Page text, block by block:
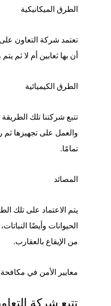
الطرق الميكانيكية
تعتمد شركة التعاون
أن بها ثعابين أم لا ثم
الطرق الكيميائية
تتبع شركتنا تلك
والعمل على تجهيزها ثم
تمامًا.
المصائد
يتم الاعتماد على تلك
الحيوانات وأيضًا
من الإيقاع بالعقارب.
معايير الأمن في
تتبع شركة